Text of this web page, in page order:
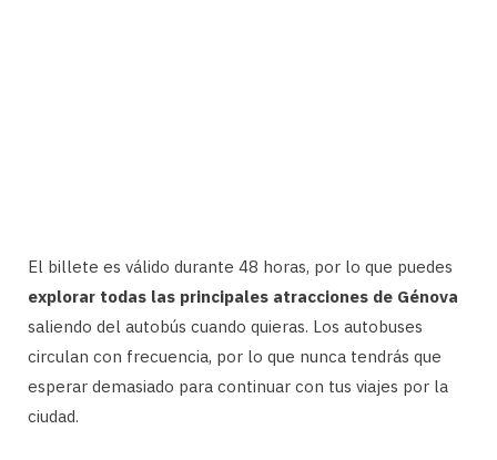
El billete es válido durante 48 horas, por lo que puedes
explorar todas las principales atracciones de Génova
saliendo del autobús cuando quieras. Los autobuses
circulan con frecuencia, por lo que nunca tendrás que
esperar demasiado para continuar con tus viajes por la
ciudad.